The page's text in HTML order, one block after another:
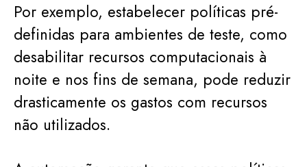
Por exemplo, estabelecer políticas pré-
definidas para ambientes de teste, como
desabilitar recursos computacionais à
noite e nos fins de semana, pode reduzir
drasticamente os gastos com recursos
não utilizados.